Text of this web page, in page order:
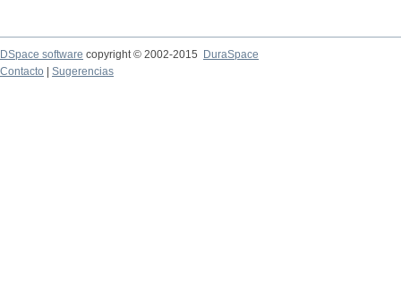
DSpace software copyright © 2002-2015
DuraSpace
Contacto
Sugerencias